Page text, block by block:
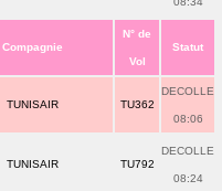
Compagnie
N° de
Vol
Statut
TUNISAIR TU362
DECOLLE
08:06
TUNISAIR TU792
DECOLLE
08:24